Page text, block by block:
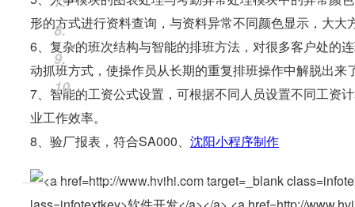
形的方式进行资料查询，与资料异常不同颜色显示，大大
6、复杂的班次结构与智能的排班方法，对很多客户处的
动抓班方式，使操作员从长期的重复排班操作中解脱出来
7、智能的工资公式设置，可根据不同人员设置不同工资
业工作效率。
8、验厂报表，符合SA000、 沈阳小程序制作
8.
9.
10.